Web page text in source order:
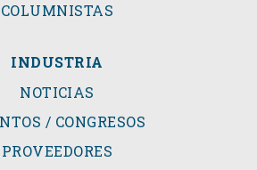
COLUMNISTAS
INDUSTRIA
NOTICIAS
/ CONGRESOS
PROVEEDORES